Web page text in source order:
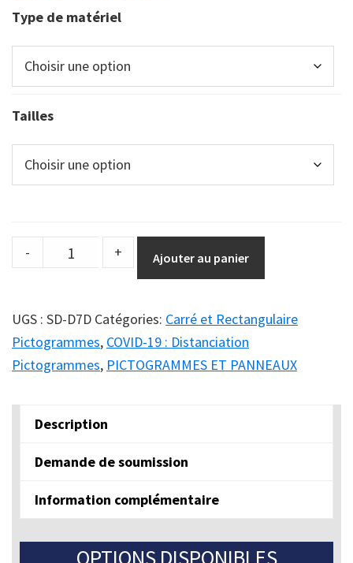
Type de matériel
Tailles
de
Sociale
-
Option
D7D
quantity
- + Ajouter au panier
UGS : SD-D7D Catégories: Carré et Rectangulaire
Pictogrammes, COVID-19 : Distanciation
Pictogrammes, PICTOGRAMMES ET PANNEAUX
Description
Demande de soumission
Information complémentaire
OPTIONS DISPONIBLES